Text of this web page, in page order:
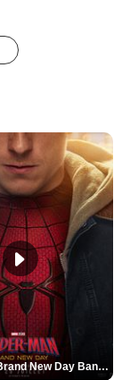
Spider-Man: Brand New Day Bande-annonce VO STFR